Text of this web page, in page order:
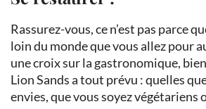
Rassurez-vous, ce n’est pas parce
loin du monde que vous allez pour
une croix sur la gastronomique,
Lion Sands a tout prévu : quelles
envies, que vous soyez végétariens